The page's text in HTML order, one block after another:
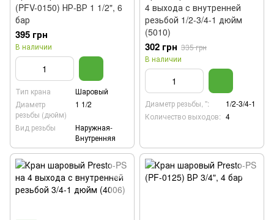
(PFV-0150) НР-ВР 1 1/2", 6
бар
395 грн
В наличии
Тип крана
Шаровый
Диаметр
резьбы (дюйм)
1 1/2
Вид резьбы
Наружная-
Внутренняя
4 выхода с внутренней
резьбой 1/2-3/4-1 дюйм
(5010)
302 грн 335 грн
В наличии
Диаметр резьбы, ":
1/2-3/4-1
Количество выходов: 4